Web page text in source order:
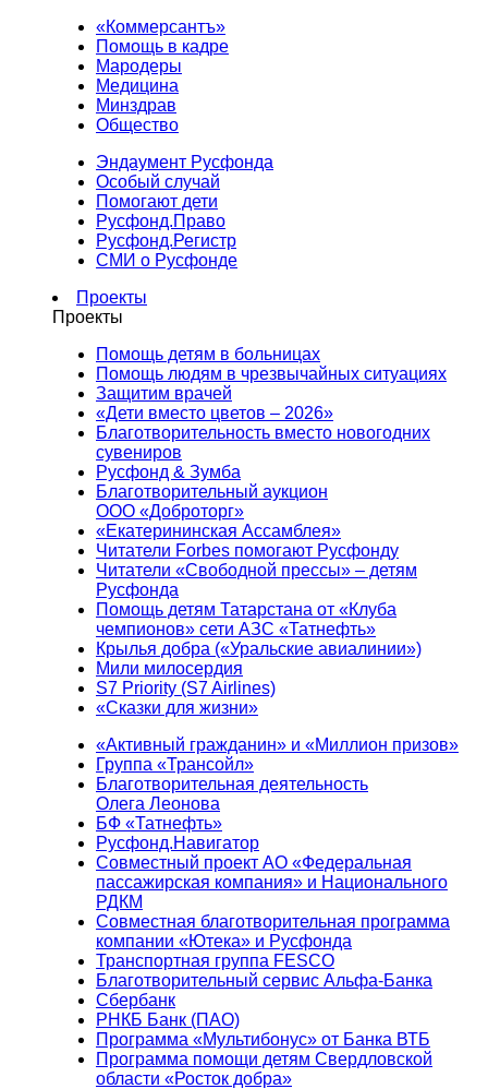
«Коммерсантъ»
Помощь в кадре
Мародеры
Медицина
Минздрав
Общество
Эндаумент Русфонда
Особый случай
Помогают дети
Русфонд.Право
Русфонд.Регистр
СМИ о Русфонде
Проекты
Проекты
Помощь детям в больницах
Помощь людям в чрезвычайных ситуациях
Защитим врачей
«Дети вместо цветов – 2026»
Благотворительность вместо новогодних
сувениров
Русфонд & Зумба
Благотворительный аукцион
ООО «Доброторг»
«Екатерининская Ассамблея»
Читатели Forbes помогают Русфонду
Читатели «Свободной прессы» – детям
Русфонда
Помощь детям Татарстана от «Клуба
чемпионов» сети АЗС «Татнефть»
Крылья добра («Уральские авиалинии»)
Мили милосердия
S7 Priority (S7 Airlines)
«Сказки для жизни»
«Активный гражданин» и «Миллион призов»
Группа «Трансойл»
Благотворительная деятельность
Олега Леонова
БФ «Татнефть»
Русфонд.Навигатор
Совместный проект АО «Федеральная
пассажирская компания» и Национального
РДКМ
Совместная благотворительная программа
компании «Ютека» и Русфонда
Транспортная группа FESCO
Благотворительный сервис Альфа-Банка
Сбербанк
РНКБ Банк (ПАО)
Программа «Мультибонус» от Банка ВТБ
Программа помощи детям Свердловской
области «Росток добра»